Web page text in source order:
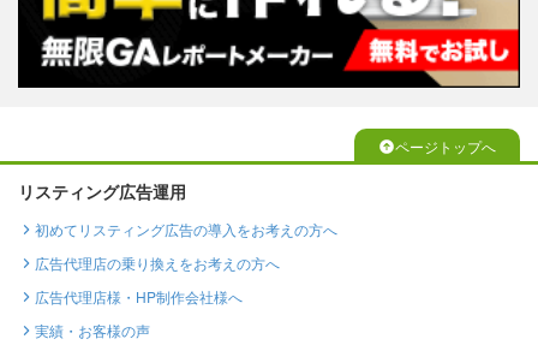
ページトップへ
リスティング広告運用
初めてリスティング広告の導入をお考えの方へ
広告代理店の乗り換えをお考えの方へ
広告代理店様・HP制作会社様へ
実績・お客様の声